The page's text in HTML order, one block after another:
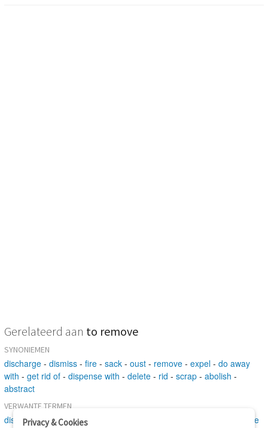
Gerelateerd aan to remove
SYNONIEMEN
discharge - dismiss - fire - sack - oust - remove - expel - do away
with - get rid of - dispense with - delete - rid - scrap - abolish -
abstract
VERWANTE TERMEN
displace-transfer-bring ensue
Privacy & Cookies